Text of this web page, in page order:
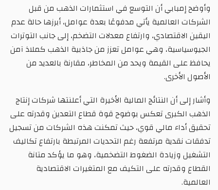
وأوضح إمبابي أن التوسع في استثمارات الذهب من قبل
الشركات العالمية يأتي مدفوعًا بعدة عوامل، أبرزها حالة عدم
اليقين الاقتصادي، وارتفاع معدلات التضخم، إلى جانب التوترات
الجيوسياسية، وهي عوامل تعزز من جاذبية الذهب كملاذ آمن
يحافظ على القيمة ويحد من المخاطر، مقارنة بالعديد من
الأصول الأخرى.
وأشار إلى أن النتائج المالية الأخيرة التي أعلنتها شركات إنتاج
الذهب الكبرى تعكس بوضوح قوة قطاع التعدين وقدرته على
تحقيق أداء مالي قوي، حيث تمكنت هذه الشركات من تسجيل
تدفقات نقدية مرتفعة رغم التحديات المرتبطة بارتفاع تكاليف
التشغيل وزيادة الضغوط التضخمية، وهو ما يؤكد متانة
القطاع وقدرته على التكيف مع المتغيرات الاقتصادية
العالمية.